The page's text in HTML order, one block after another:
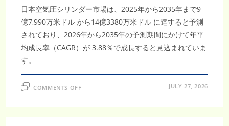
加
速
日本空気圧シリンダー市場は、2025年から2035年まで9
億7,990万米ドル から14億3380万米ドル に達すると予測
されており、2026年から2035年の予測期間にかけて年平
均成長率（CAGR）が 3.88％で成長すると見込まれていま
す。
COMMENTS OFFON JULY 27, 2026